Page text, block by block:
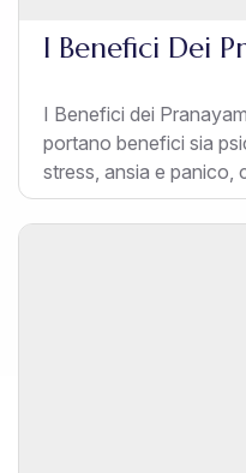
I Benefici Dei
I Benefici dei
portano benefici sia
stress, ansia e panico,